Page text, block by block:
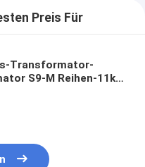
Preis Für
Transformator-
S9-M Reihen-11kv